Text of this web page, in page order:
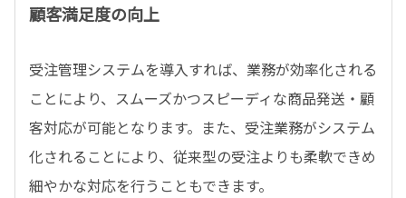
顧客満足度の向上
受注管理システムを導入すれば、業務が効率化される
ことにより、スムーズかつスピーディな商品発送・顧
客対応が可能となります。また、受注業務がシステム
化されることにより、従来型の受注よりも柔軟できめ
細やかな対応を行うこともできます。